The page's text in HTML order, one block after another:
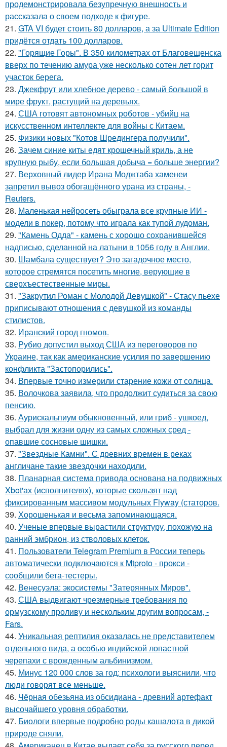
продемонстрировала безупречную внешность и
рассказала о своем подходе к фигуре.
21. GTA VI будет стоить 80 долларов, а за Ultimate Edition
придётся отдать 100 долларов.
22. "Горящие Горы". В 350 километрах от Благовещенска
вверх по течению амура уже несколько сотен лет горит
участок берега.
23. Джекфрут или хлебное дерево - самый большой в
мире фрукт, растущий на деревьях.
24. США готовят автономных роботов - убийц на
искусственном интеллекте для войны с Китаем.
25. Физики новых "Котов Шредингера получили".
26. Зачем синие киты едят крошечный криль, а не
крупную рыбу, если большая добыча = больше энергии?
27. Верховный лидер Ирана Моджтаба хаменеи
запретил вывоз обогащённого урана из страны, -
Reuters.
28. Маленькая нейросеть обыграла все крупные ИИ -
модели в покер, потому что играла как тупой лудоман.
29. "Камень Одда" - камень с хорошо сохранившейся
надписью, сделанной на латыни в 1056 году в Англии.
30. Шамбала существует? Это загадочное место,
которое стремятся посетить многие, верующие в
сверхъестественные миры.
31. "Закрутил Роман с Молодой Девушкой" - Стасу пьехе
приписывают отношения с девушкой из команды
стилистов.
32. Иранский город гномов.
33. Рубио допустил выход США из переговоров по
Украине, так как американские усилия по завершению
конфликта "Застопорились".
34. Впервые точно измерили старение кожи от солнца.
35. Волочкова заявила, что продолжит судиться за свою
пенсию.
36. Аурискальпиум обыкновенный, или гриб - ушкоед,
выбрал для жизни одну из самых сложных сред -
опавшие сосновые шишки.
37. "Звездные Камни". С древних времен в реках
англичане такие звездочки находили.
38. Планарная система привода основана на подвижных
Xbot'ах (исполнителях), которые скользят над
фиксированным массивом модульных Flyway (статоров.
39. Хорoшенькая и весьма запоминaющаяся.
40. Ученые впервые вырастили структуру, похожую на
ранний эмбрион, из стволовых клеток.
41. Пользователи Telegram Premium в России теперь
автоматически подключаются к Mtproto - прокси -
сообщили бета-тестеры.
42. Венесуэла: экосистемы "Затерянных Миров".
43. США выдвигают чрезмерные требования по
ормузскому проливу и нескольким другим вопросам, -
Fars.
44. Уникальная рептилия оказалась не представителем
отдельного вида, а особью индийской лопастной
черепахи с врожденным альбинизмом.
45. Минус 120 000 слов за год: психологи выяснили, что
люди говорят все меньше.
46. Чёрная обезьяна из обсидиана - древний артефакт
высочайшего уровня обработки.
47. Биологи впервые подробно роды кашалота в дикой
природе сняли.